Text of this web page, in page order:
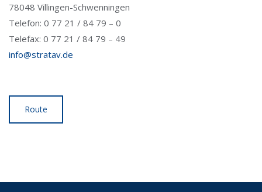
78048 Villingen-Schwenningen
Telefon: 0 77 21 / 84 79 – 0
Telefax: 0 77 21 / 84 79 – 49
info@stratav.de
Route